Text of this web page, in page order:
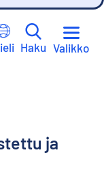
Haku Valikko
ja